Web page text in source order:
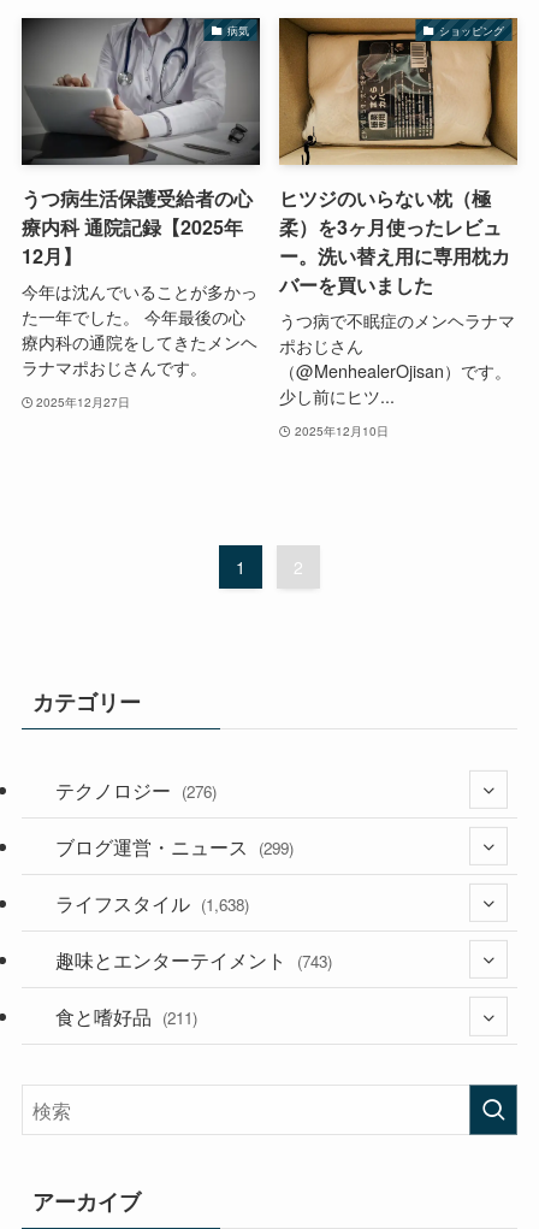
病気
うつ病生活保護受給者の心
療内科 通院記録【2025年
12月】
今年は沈んでいることが多かっ
た一年でした。 今年最後の心
療内科の通院をしてきたメンヘ
ラナマポおじさんです。
2025年12月27日
ショッピング
ヒツジのいらない枕（極
柔）を3ヶ月使ったレビュ
ー。洗い替え用に専用枕カ
バーを買いました
うつ病で不眠症のメンヘラナマ
ポおじさん
（@MenhealerOjisan）です。
少し前にヒツ...
2025年12月10日
1 2
カテゴリー
テクノロジー (276)
(36)
(187)
ブログ運営・ニュース (299)
(118)
(181)
ライフスタイル (1,638)
(394)
(282)
(33)
趣味とエンターテイメント (743)
(56)
食と嗜好品 (211)
アーカイブ